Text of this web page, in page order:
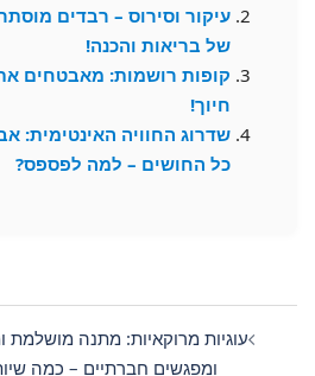
עיקור וסירוס – רבדים
של בריאות והכנה!
קופות רושמות: מאבטחים
חיוך!
שדרוג החוויה האינטימית:
כל החושים – למה לפספס?
navigationעוגיות מרוקאיות: מתנה מושלמת
ומפגשים חברתיים – כמה